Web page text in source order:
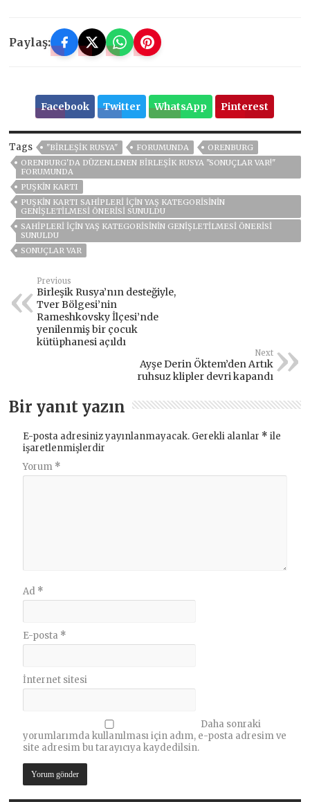
Paylaş:
Facebook Twitter WhatsApp Pinterest
Tags "BIRLEŞIK RUSYA" FORUMUNDA
ORENBURG
ORENBURG'DA DÜZENLENEN BIRLEŞIK RUSYA "SONUÇLAR VAR!"
FORUMUNDA
PUŞKIN KARTI
PUŞKIN KARTI SAHIPLERI IÇIN YAŞ KATEGORISININ
GENIŞLETILMESI ÖNERISI SUNULDU
SAHIPLERI IÇIN YAŞ KATEGORISININ GENIŞLETILMESI ÖNERISI
SUNULDU
SONUÇLAR VAR
Previous
Birleşik Rusya’nın desteğiyle,
Tver Bölgesi’nin
Rameshkovsky İlçesi’nde
yenilenmiş bir çocuk
kütüphanesi açıldı
Next
Ayşe Derin Öktem’den Artık
ruhsuz klipler devri kapandı
Bir yanıt yazın
E-posta adresiniz yayınlanmayacak. Gerekli alanlar * ile
işaretlenmişlerdir
Yorum *
Ad *
E-posta *
İnternet sitesi
Daha sonraki
yorumlarımda kullanılması için adım, e-posta adresim ve
site adresim bu tarayıcıya kaydedilsin.